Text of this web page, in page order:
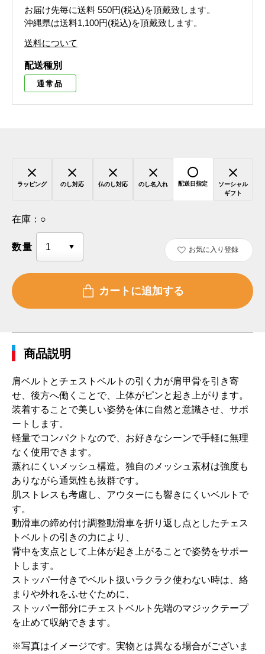
お届け先毎に送料 550円(税込)を頂戴致します。
沖縄県は送料1,100円(税込)を頂戴致します。
送料について
配送種別
通常品
ラッピング のし対応 仏のし対応 のし名入れ 配送日指定
ソーシャル
ギフト
在庫： ○
数量 お気に入り登録
商品説明
肩ベルトとチェストベルトの引く力が肩甲骨を引き寄
せ、後方へ働くことで、上体がピンと起き上がります。
装着することで美しい姿勢を体に自然と意識させ、サポ
ートします。
軽量でコンパクトなので、お好きなシーンで手軽に無理
なく使用できます。
蒸れにくいメッシュ構造。独自のメッシュ素材は強度も
ありながら通気性も抜群です。
肌ストレスも考慮し、アウターにも響きにくいベルトで
す。
動滑車の締め付け調整動滑車を折り返し点としたチェス
トベルトの引きの力により、
背中を支点として上体が起き上がることで姿勢をサポー
トします。
ストッパー付きでベルト扱いラクラク使わない時は、絡
まりや外れをふせぐために、
ストッパー部分にチェストベルト先端のマジックテープ
を止めて収納できます。
※写真はイメージです。実物とは異なる場合がございま